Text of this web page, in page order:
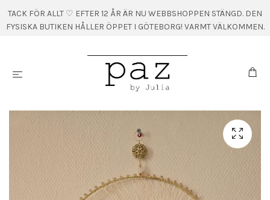
TACK FÖR ALLT ♡ EFTER 12 ÅR ÄR NU WEBBSHOPPEN STÄNGD. DEN
FYSISKA BUTIKEN HÅLLER ÖPPET I GÖTEBORG! VARMT VÄLKOMMEN.